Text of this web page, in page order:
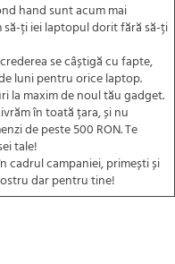
hand sunt acum mai
să-ți iei laptopul dorit fără să-ți
se câștigă cu fapte,
luni pentru orice laptop.
la maxim de noul tău gadget.
în toată țara, și nu
de peste 500 RON. Te
tale!
cadrul campaniei, primești și
dar pentru tine!